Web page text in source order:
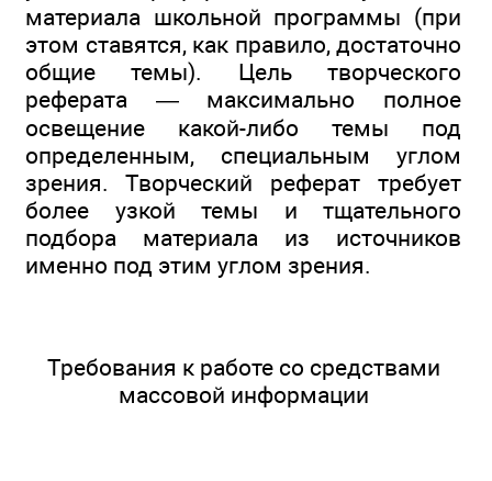
материала школьной программы (при
этом ставятся, как правило, достаточно
общие темы). Цель творческого
реферата — максимально полное
освещение какой-либо темы под
определенным, специальным углом
зрения. Творческий реферат требует
более узкой темы и тщательного
подбора материала из источников
именно под этим углом зрения.
Требования к работе со средствами
массовой информации